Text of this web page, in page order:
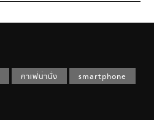
คาเฟ่น่านั่ง
smartphone